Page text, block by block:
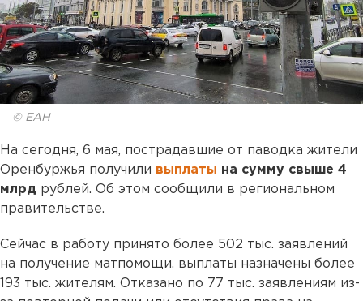
© ЕАН
На сегодня, 6 мая, пострадавшие от паводка жители
Оренбуржья получили выплаты на сумму свыше 4
млрд рублей. Об этом сообщили в региональном
правительстве.
Сейчас в работу принято более 502 тыс. заявлений
на получение матпомощи, выплаты назначены более
193 тыс. жителям. Отказано по 77 тыс. заявлениям из-